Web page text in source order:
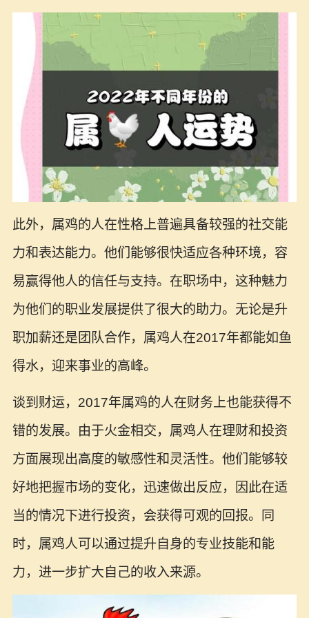
此外，属鸡的人在性格上普遍具备较强的社交能
力和表达能力。他们能够很快适应各种环境，容
易赢得他人的信任与支持。在职场中，这种魅力
为他们的职业发展提供了很大的助力。无论是升
职加薪还是团队合作，属鸡人在2017年都能如鱼
得水，迎来事业的高峰。
谈到财运，2017年属鸡的人在财务上也能获得不
错的发展。由于火金相交，属鸡人在理财和投资
方面展现出高度的敏感性和灵活性。他们能够较
好地把握市场的变化，迅速做出反应，因此在适
当的情况下进行投资，会获得可观的回报。同
时，属鸡人可以通过提升自身的专业技能和能
力，进一步扩大自己的收入来源。